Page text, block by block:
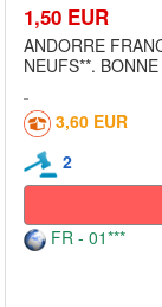
1,50 EUR
ANDORRE
NEUFS**.
3,60 EUR
2
FR - 01***